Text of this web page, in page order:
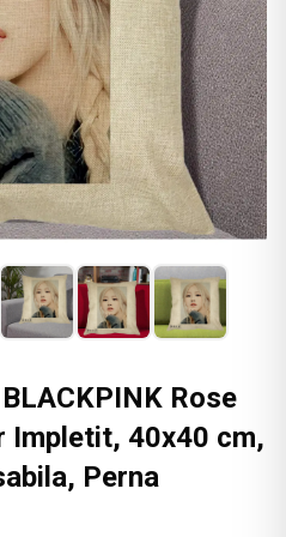
Rose
Impletit, 40x40 cm,
Perna